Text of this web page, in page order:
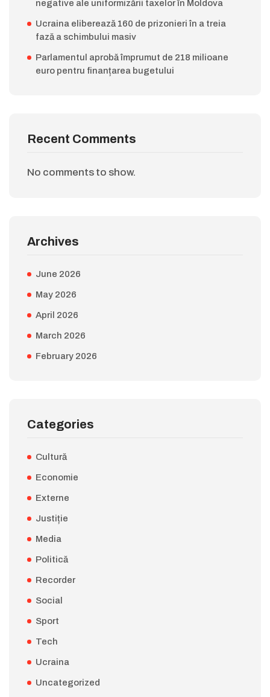
negative ale uniformizării taxelor în Moldova
Ucraina eliberează 160 de prizonieri în a treia
fază a schimbului masiv
Parlamentul aprobă împrumut de 218 milioane
euro pentru finanțarea bugetului
Recent Comments
No comments to show.
Archives
June 2026
May 2026
April 2026
March 2026
February 2026
Categories
Cultură
Economie
Externe
Justiție
Media
Politică
Recorder
Social
Sport
Tech
Ucraina
Uncategorized